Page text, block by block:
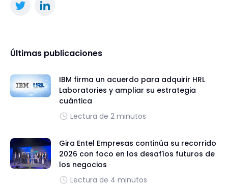
Últimas publicaciones
IBM firma un acuerdo para adquirir HRL
Laboratories y ampliar su estrategia
cuántica
Lectura de 2 minutos
Gira Entel Empresas continúa su recorrido
2026 con foco en los desafíos futuros de
los negocios
Lectura de 4 minutos